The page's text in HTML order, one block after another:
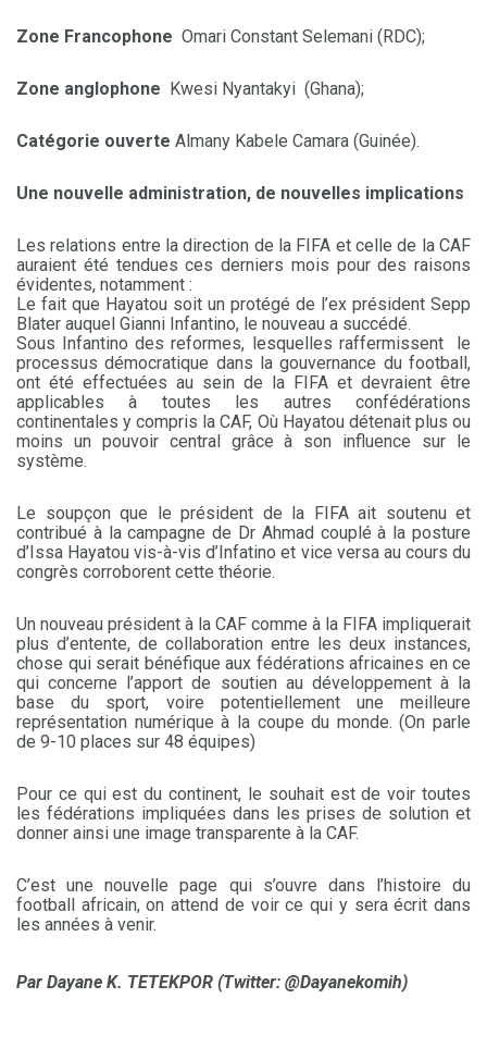
Zone Francophone Omari Constant Selemani (RDC);
Zone anglophone Kwesi Nyantakyi (Ghana);
Catégorie ouverte Almany Kabele Camara (Guinée).
Une nouvelle administration, de nouvelles implications
Les relations entre la direction de la FIFA et celle de la CAF
auraient été tendues ces derniers mois pour des raisons
évidentes, notamment :
Le fait que Hayatou soit un protégé de l’ex président Sepp
Blater auquel Gianni Infantino, le nouveau a succédé.
Sous Infantino des reformes, lesquelles raffermissent le
processus démocratique dans la gouvernance du football,
ont été effectuées au sein de la FIFA et devraient être
applicables à toutes les autres confédérations
continentales y compris la CAF, Où Hayatou détenait plus ou
moins un pouvoir central grâce à son influence sur le
système.
Le soupçon que le président de la FIFA ait soutenu et
contribué à la campagne de Dr Ahmad couplé à la posture
d’Issa Hayatou vis-à-vis d’Infatino et vice versa au cours du
congrès corroborent cette théorie.
Un nouveau président à la CAF comme à la FIFA impliquerait
plus d’entente, de collaboration entre les deux instances,
chose qui serait bénéfique aux fédérations africaines en ce
qui concerne l’apport de soutien au développement à la
base du sport, voire potentiellement une meilleure
représentation numérique à la coupe du monde. (On parle
de 9-10 places sur 48 équipes)
Pour ce qui est du continent, le souhait est de voir toutes
les fédérations impliquées dans les prises de solution et
donner ainsi une image transparente à la CAF.
C’est une nouvelle page qui s’ouvre dans l’histoire du
football africain, on attend de voir ce qui y sera écrit dans
les années à venir.
Par Dayane K. TETEKPOR (Twitter: @Dayanekomih)